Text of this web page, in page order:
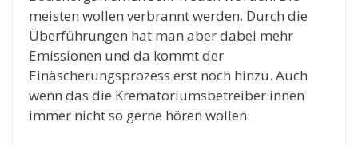
meisten wollen verbrannt werden. Durch die
Überführungen hat man aber dabei mehr
Emissionen und da kommt der
Einäscherungsprozess erst noch hinzu. Auch
wenn das die Krematoriumsbetreiber:innen
immer nicht so gerne hören wollen.